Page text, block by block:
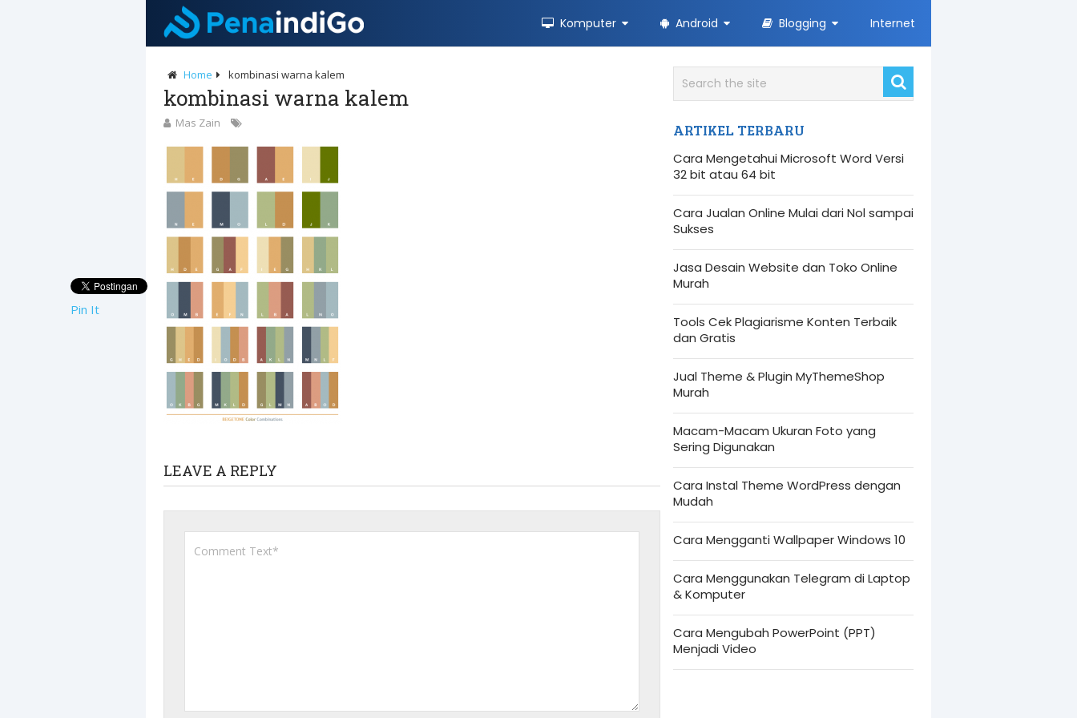
Komputer Android Blogging Internet
Home kombinasi warna kalem
kombinasi warna kalem
Mas Zain
Pin It
LEAVE A REPLY
ARTIKEL TERBARU
Cara Mengetahui Microsoft Word Versi
32 bit atau 64 bit
Cara Jualan Online Mulai dari Nol sampai
Sukses
Jasa Desain Website dan Toko Online
Murah
Tools Cek Plagiarisme Konten Terbaik
dan Gratis
Jual Theme & Plugin MyThemeShop
Murah
Macam-Macam Ukuran Foto yang
Sering Digunakan
Cara Instal Theme WordPress dengan
Mudah
Cara Mengganti Wallpaper Windows 10
Cara Menggunakan Telegram di Laptop
& Komputer
Cara Mengubah PowerPoint (PPT)
Menjadi Video